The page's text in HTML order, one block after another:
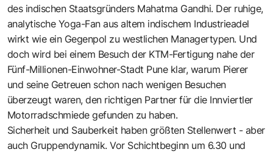
des indischen Staatsgründers Mahatma Gandhi. Der ruhige,
analytische Yoga-Fan aus altem indischem Industrieadel
wirkt wie ein Gegenpol zu westlichen Managertypen. Und
doch wird bei einem Besuch der KTM-Fertigung nahe der
Fünf-Millionen-Einwohner-Stadt Pune klar, warum Pierer
und seine Getreuen schon nach wenigen Besuchen
überzeugt waren, den richtigen Partner für die Innviertler
Motorradschmiede gefunden zu haben.
Sicherheit und Sauberkeit haben größten Stellenwert - aber
auch Gruppendynamik. Vor Schichtbeginn um 6.30 und